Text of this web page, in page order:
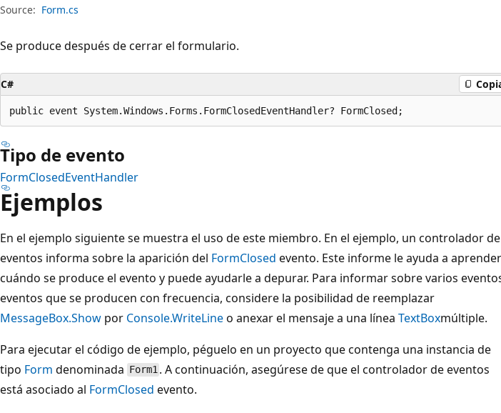
Source: Form.cs
Se produce después de cerrar el formulario.
C#
public event System.Windows.Forms.FormClosedEventHandler? FormClosed;
Tipo de evento
FormClosedEventHandler
Ejemplos
En el ejemplo siguiente se muestra el uso de este miembro. En el ejemplo, un controlador de
eventos informa sobre la aparición del FormClosed evento. Este informe le ayuda a aprender
cuándo se produce el evento y puede ayudarle a depurar. Para informar sobre varios
eventos que se producen con frecuencia, considere la posibilidad de reemplazar
MessageBox.Show por Console.WriteLineo anexar el mensaje a una línea TextBoxmúltiple.
Para ejecutar el código de ejemplo, péguelo en un proyecto que contenga una instancia de
tipo Form denominada Form1 . A continuación, asegúrese de que el controlador de eventos
está asociado al FormClosed evento.